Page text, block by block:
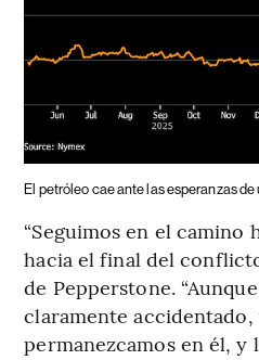
El petróleo cae ante las esperanzas de
“Seguimos en el camino
hacia el final del
de Pepperstone.
claramente
permanezcamos en él,